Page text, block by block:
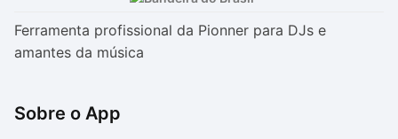
Ferramenta profissional da Pionner para DJs e
amantes da música
Sobre o App